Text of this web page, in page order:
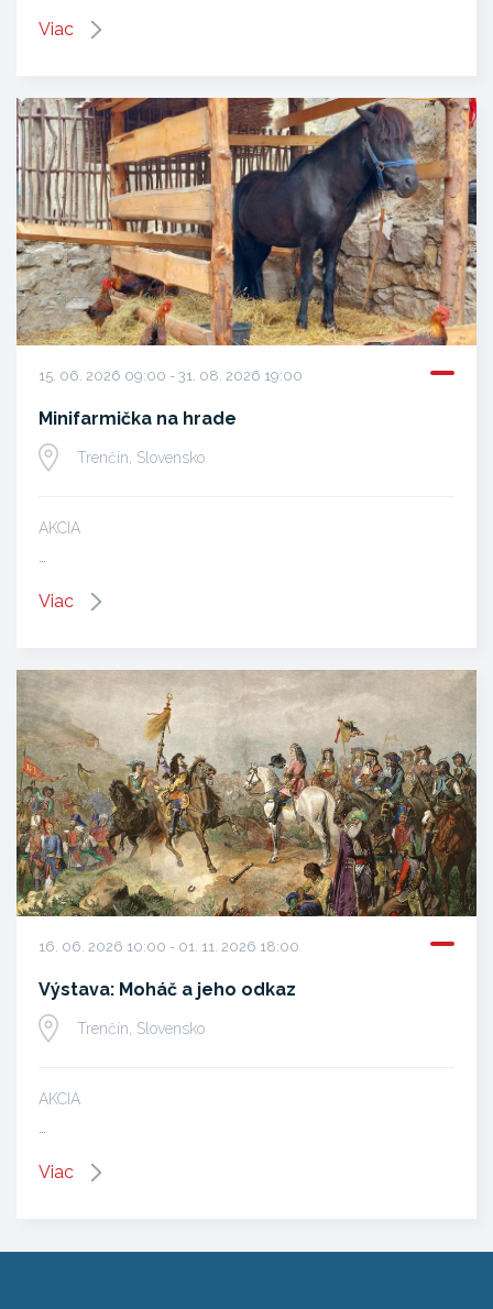
Viac
15. 06. 2026 09:00 - 31. 08. 2026 19:00
Minifarmička na hrade
Trenčín, Slovensko
AKCIA
Viac
16. 06. 2026 10:00 - 01. 11. 2026 18:00
Výstava: Moháč a jeho odkaz
Trenčín, Slovensko
AKCIA
…
Viac